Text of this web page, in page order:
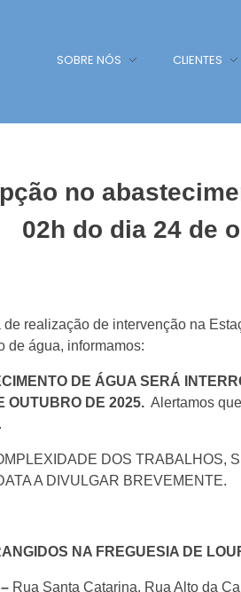
SOBRE NÓS CLIENTES
no
02h do dia 24 de
de realização de intervenção na
de água, informamos:
DE ÁGUA SERÁ
OUTUBRO DE 2025. Alertamos
DOS TRABALHOS,
A DIVULGAR BREVEMENTE.
NA FREGUESIA DE
Rua Santa Catarina, Rua Alto da